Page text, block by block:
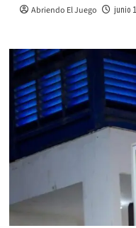
Abriendo El Juego junio